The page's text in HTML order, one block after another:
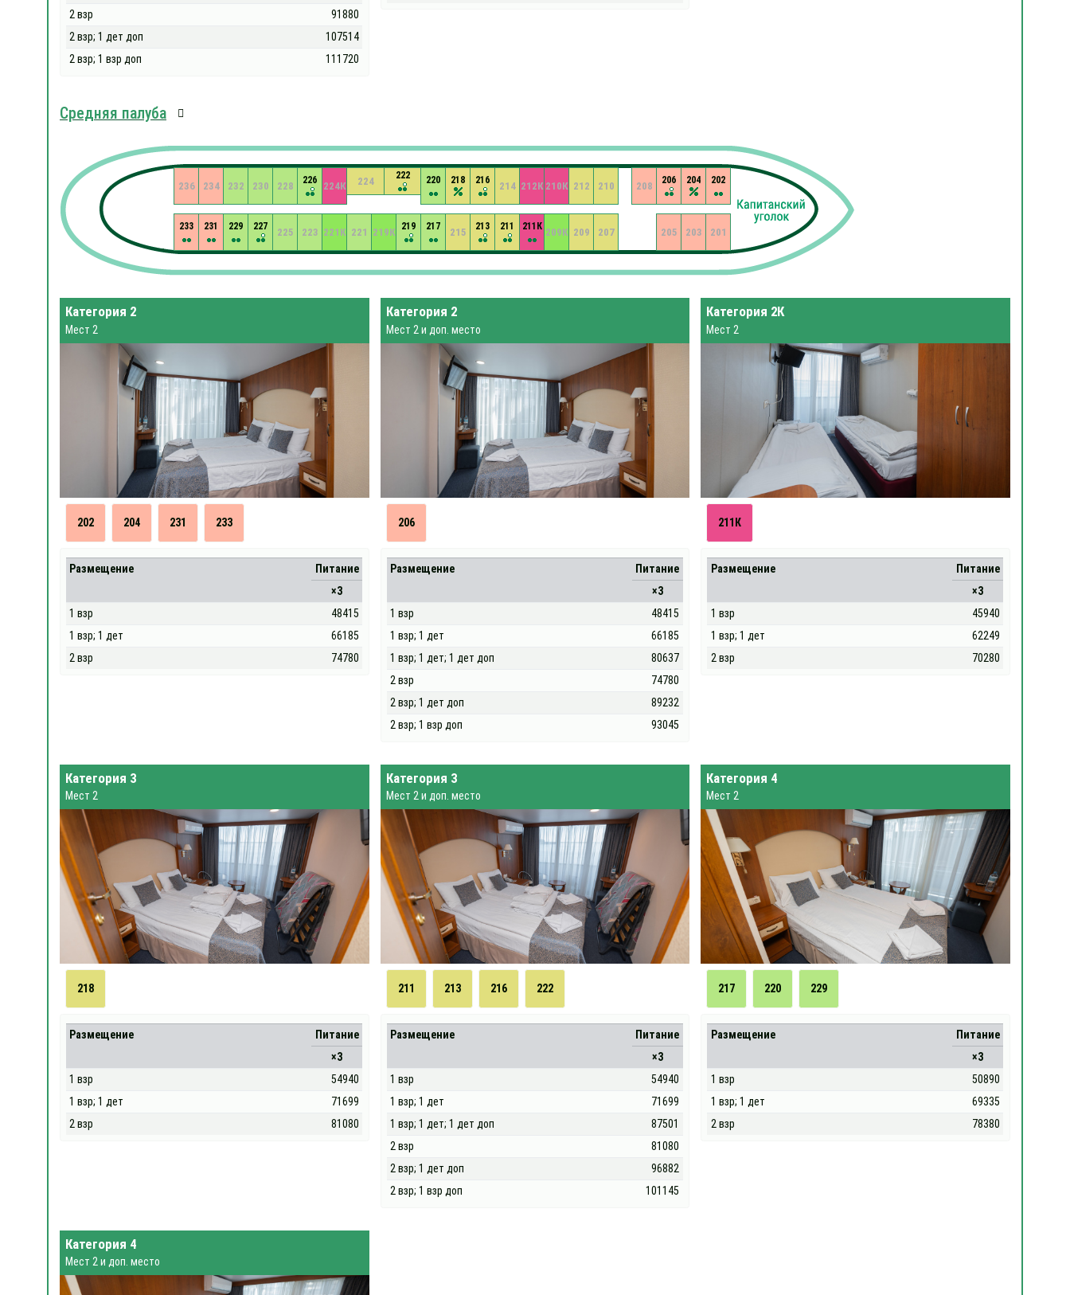
2 взр
91880
2 взр; 1 дет доп
107514
2 взр; 1 взр доп
111720
Средняя палуба
201
202
203
204
205
206
207
208
209
209К
210
210К
211 211К
212
212К
213
214
215
216
217
218
219
219К
220
221
221К
222
223
224
224К
225
226
227
228
229
230
231
232
233
234
236
Категория 2
Мест 2
202 204 231 233
Размещение
Питание
×3
1 взр
48415
1 взр; 1 дет
66185
2 взр
74780
Категория 2
Мест 2 и доп. место
206
Размещение
Питание
×3
1 взр
48415
1 взр; 1 дет
66185
1 взр; 1 дет; 1 дет доп
80637
2 взр
74780
2 взр; 1 дет доп
89232
2 взр; 1 взр доп
93045
Категория 2К
Мест 2
211К
Размещение
Питание
×3
1 взр
45940
1 взр; 1 дет
62249
2 взр
70280
Категория 3
Мест 2
218
Размещение
Питание
×3
1 взр
54940
1 взр; 1 дет
71699
2 взр
81080
Категория 3
Мест 2 и доп. место
211 213 216 222
Размещение
Питание
×3
1 взр
54940
1 взр; 1 дет
71699
1 взр; 1 дет; 1 дет доп
87501
2 взр
81080
2 взр; 1 дет доп
96882
2 взр; 1 взр доп
101145
Категория 4
Мест 2
217 220 229
Размещение
Питание
×3
1 взр
50890
1 взр; 1 дет
69335
2 взр
78380
Категория 4
Мест 2 и доп. место